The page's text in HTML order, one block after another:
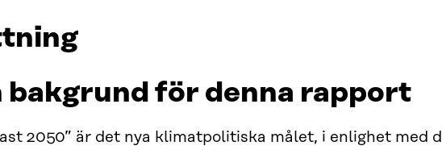
bakgrund för denna rapport
2050” är det nya klimatpolitiska målet, i enlighet med